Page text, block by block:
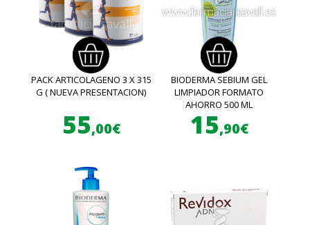
PACK ARTICOLAGENO 3 X 315
G ( NUEVA PRESENTACION)
55,00€
BIODERMA SEBIUM GEL
LIMPIADOR FORMATO
AHORRO 500 ML
15,90€